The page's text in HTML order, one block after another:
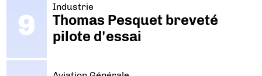
Industrie
Thomas Pesquet breveté
pilote d'essai